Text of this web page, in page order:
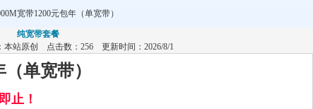
宽带1200元包年（单宽带）
纯宽带套餐
本站原创 点击数： 256 更新时间：2026/8/1
单宽带）
止！